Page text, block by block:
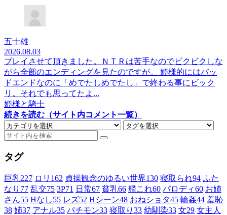
五十雄
2026.08.03
プレイさせて頂きました。ＮＴＲは苦手なのでビクビクしな
がら全部のエンディングを見たのですが。 姫様的にはバッ
ドエンドなのに「めでたしめでたし」で終わる事にビック
リ。それでも思ってたよ...
姫様と騎士
続きを読む（サイト内コメント一覧）
タグ
巨乳227 ロリ 162 貞操観念のゆるい世界130 寝取られ94 ふた
なり 77 乱交75 3P71 日常67 貧乳66 艦これ60 パロディ60 お姉
さん55 Hなし55 レズ52 Hシーン48 おねショタ45 輪姦44 羞恥
38 姉37 アナル35 パチモン33 寝取り 33 幼馴染33 女29 女主人